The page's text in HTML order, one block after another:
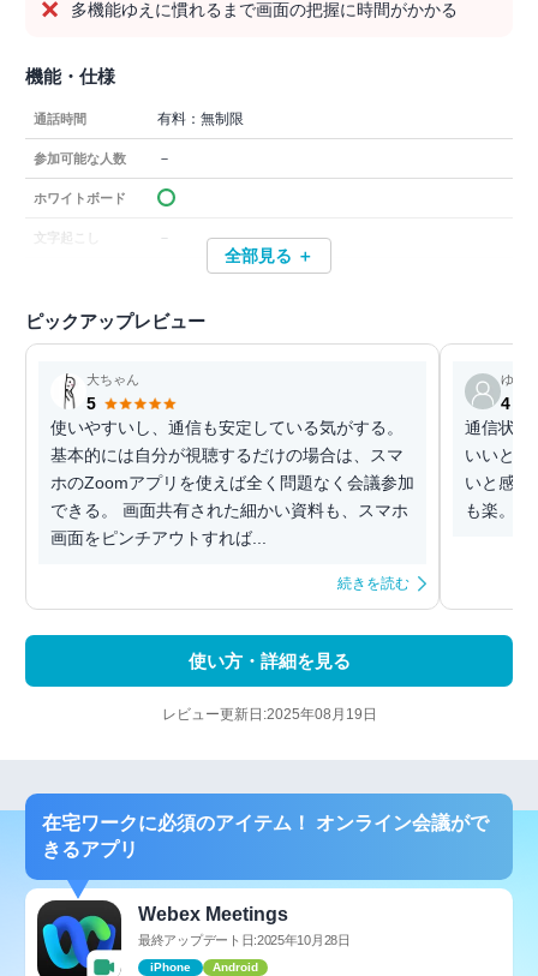
多機能ゆえに慣れるまで画面の把握に時間がかかる
機能・仕様
通話時間 有料：無制限
参加可能な人数 －
ホワイトボード
文字起こし －
全部見る ＋
ピックアップレビュー
大ちゃん
5
使いやすいし、通信も安定している気がする。
基本的には自分が視聴するだけの場合は、スマ
ホのZoomアプリを使えば全く問題なく会議参加
できる。 画面共有された細かい資料も、スマホ
画面をピンチアウトすれば...
続きを読む
ゆ
4
通信状況
いいとこ
いと感じ
も楽。
使い方・詳細を見る
レビュー更新日:2025年08月19日
在宅ワークに必須のアイテム！ オンライン会議がで
きるアプリ
Webex Meetings
最終アップデート日:2025年10月28日
iPhone Android